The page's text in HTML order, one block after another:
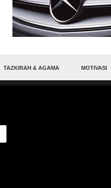
TAZKIRAH & AGAMA MOTIVASI